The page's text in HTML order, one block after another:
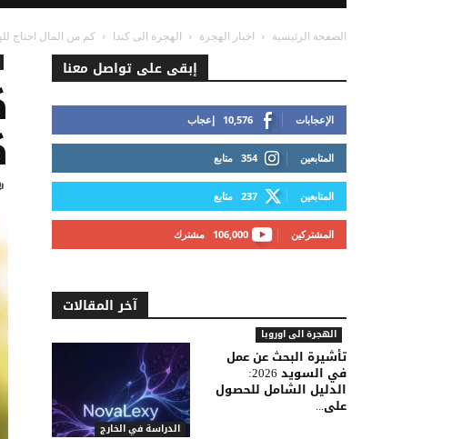
الصفحة الرئيسية اخبار الهجرة الهجرة الى كندا كم من المال احتاج
إبقى على تواصل معنا
10,576 إعجاب الإعجابات
354 متابع المتابعين
237 متابع المتابعين
106,000 مشترك المشتركين
آخر المقالات
الدراسة في الخارج
الهجرة الى اوروبا
تأشيرة البحث عن عمل
في السويد 2026:
الدليل الشامل للحصول
على...